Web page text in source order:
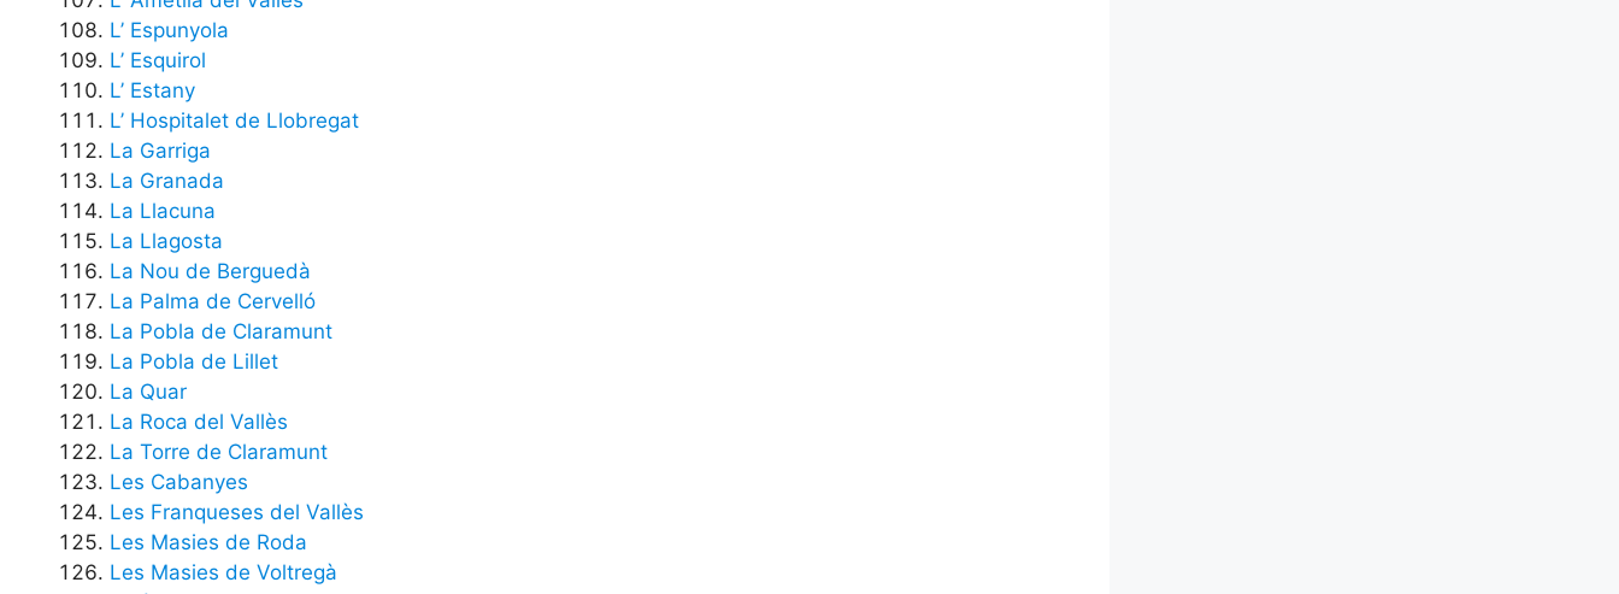
L’ Espunyola
L’ Esquirol
L’ Estany
L’ Hospitalet de Llobregat
La Garriga
La Granada
La Llacuna
La Llagosta
La Nou de Berguedà
La Palma de Cervelló
La Pobla de Claramunt
La Pobla de Lillet
La Quar
La Roca del Vallès
La Torre de Claramunt
Les Cabanyes
Les Franqueses del Vallès
Les Masies de Roda
Les Masies de Voltregà